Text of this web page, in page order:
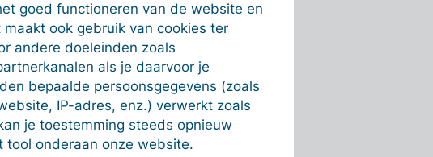
e-invoicing Access
is e-facturatie via Peppol
invoicing-netwerken zoals
andere e-invoicingnetwerken,
onderhoud van je toegang tot e-
goed functioneren van de website en
ook gebruik van cookies ter
andere doeleinden zoals
als je daarvoor je
bepaalde persoonsgegevens (zoals
IP-adres, enz.) verwerkt zoals
je toestemming steeds opnieuw
tool onderaan onze website.